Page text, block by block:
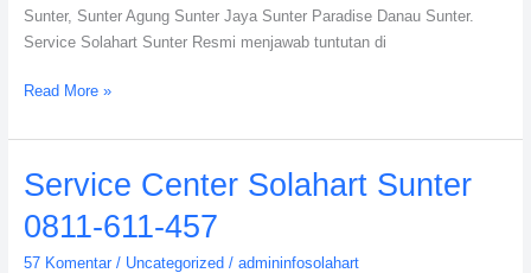
Sunter, Sunter Agung Sunter Jaya Sunter Paradise Danau Sunter.
Service Solahart Sunter Resmi menjawab tuntutan di
Read More »
Service Center Solahart Sunter
0811-611-457
57 Komentar / Uncategorized / admininfosolahart
Service
Center
Solahart
Sunter